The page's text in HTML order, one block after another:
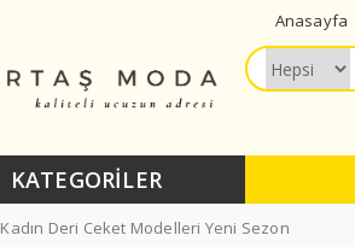
Anasayfa
KATEGORİLER
Kadın Deri Ceket Modelleri Yeni Sezon